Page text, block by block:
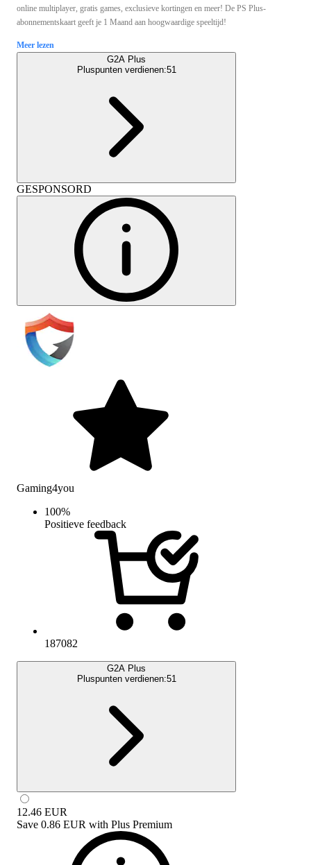
online multiplayer, gratis games, exclusieve kortingen en meer! De PS Plus-
abonnementskaart geeft je 1 Maand aan hoogwaardige speeltijd!
Meer lezen
G2A Plus
Pluspunten verdienen:51
GESPONSORD
Gaming4you
100%
Positieve feedback
187082
G2A Plus
Pluspunten verdienen:51
12.46 EUR
Save 0.86 EUR with Plus Premium